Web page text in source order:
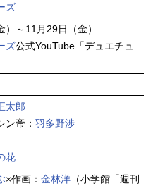
ズ
～11月29日（金）
ズ公式YouTube「デュエチュ
太郎
ン帝： 羽多野渉
花
×作画： 金林洋 （小学館「週刊